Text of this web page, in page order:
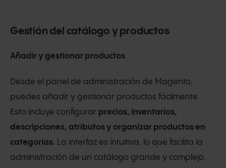
Gestión del catálogo y productos
Añadir y gestionar productos
Desde el panel de administración de Magento,
puedes añadir y gestionar productos fácilmente.
Esto incluye configurar precios, inventarios,
descripciones, atributos y organizar productos en
categorías. La interfaz es intuitiva, lo que facilita la
administración de un catálogo grande y complejo.